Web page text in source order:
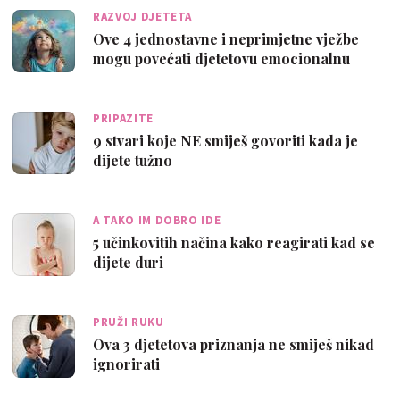
RAZVOJ DJETETA
Ove 4 jednostavne i neprimjetne vježbe
mogu povećati djetetovu emocionalnu
PRIPAZITE
9 stvari koje NE smiješ govoriti kada je
dijete tužno
A TAKO IM DOBRO IDE
5 učinkovitih načina kako reagirati kad se
dijete duri
PRUŽI RUKU
Ova 3 djetetova priznanja ne smiješ nikad
ignorirati